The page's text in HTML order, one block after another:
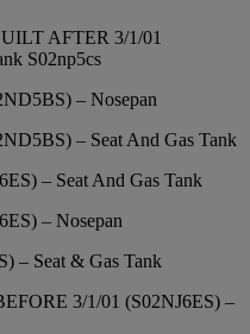
AFTER 3/1/01
S02np5cs
– Nosepan
– Seat And Gas Tank
– Seat And Gas Tank
– Nosepan
– Seat & Gas Tank
3/1/01 (S02NJ6ES) –